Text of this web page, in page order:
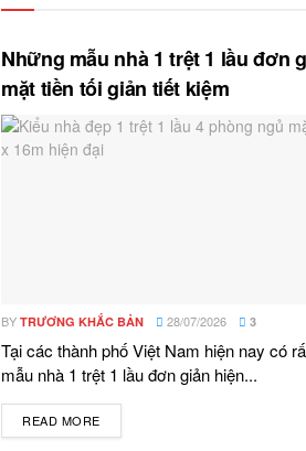
Những mẫu nhà 1 trệt 1 lầu đơn
mặt tiền tối giản tiết kiệm
BY TRƯƠNG KHẮC BẢN 28/07/2026 3
Tại các thành phố Việt Nam hiện nay có
mẫu nhà 1 trệt 1 lầu đơn giản hiện...
READ MORE